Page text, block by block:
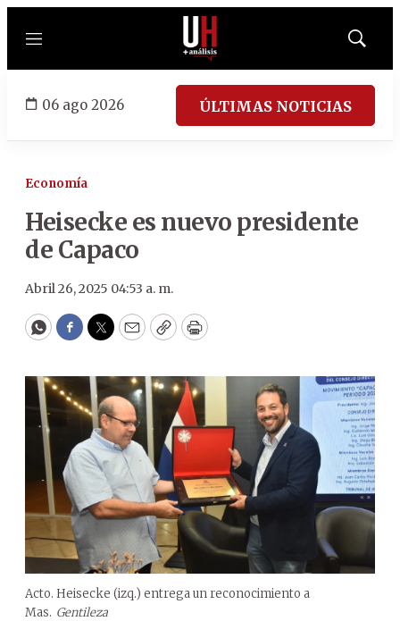
Menú
Mostrar
06 ago 2026 ÚLTIMAS NOTICIAS
Economía
Heisecke es nuevo presidente
de Capaco
Abril 26, 2025 04:53 a. m.
WhatsApp
Facebook
Twitter
EmailCopyPrint
Acto. Heisecke (izq.) entrega un reconocimiento a
Mas. Gentileza